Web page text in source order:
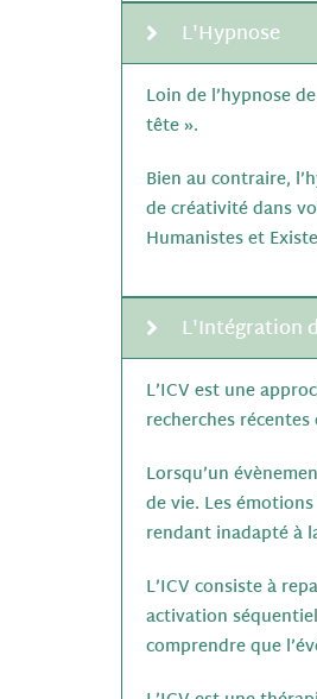
L'Hypnose
Loin de l’hypnose
tête ».
Bien au contraire,
de créativité dans
Humanistes et
L'Intégration
L’ICV est une
recherches
Lorsqu’un
de vie. Les
rendant inadapté à
L’ICV consiste à
activation
comprendre que